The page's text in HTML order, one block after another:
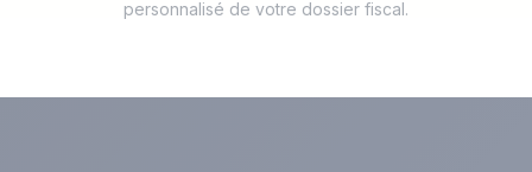
personnalisé de votre dossier fiscal.